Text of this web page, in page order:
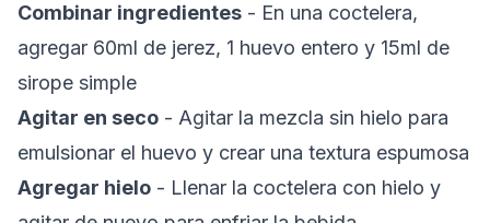
Combinar ingredientes - En una coctelera,
agregar 60ml de jerez, 1 huevo entero y 15ml de
sirope simple
Agitar en seco - Agitar la mezcla sin hielo para
emulsionar el huevo y crear una textura espumosa
Agregar hielo - Llenar la coctelera con hielo y